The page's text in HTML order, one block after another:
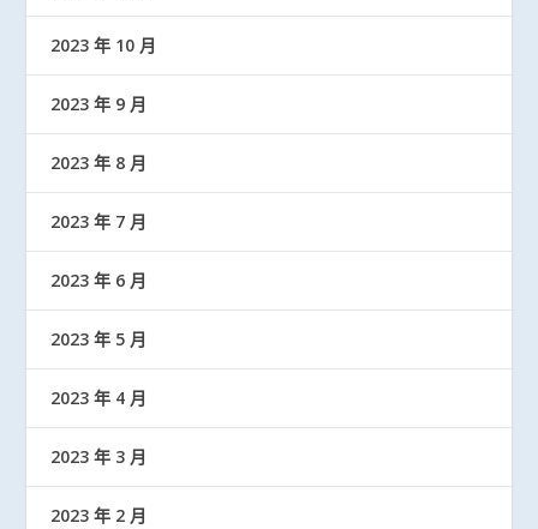
2023 年 10 月
2023 年 9 月
2023 年 8 月
2023 年 7 月
2023 年 6 月
2023 年 5 月
2023 年 4 月
2023 年 3 月
2023 年 2 月